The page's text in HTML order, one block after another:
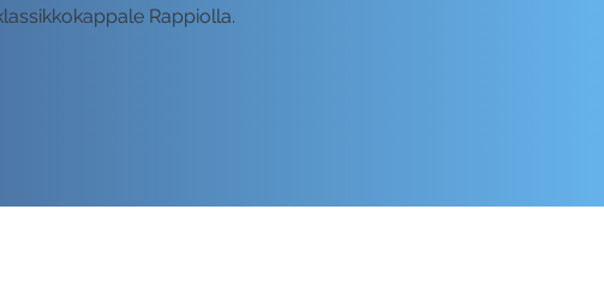
Rappiolla.